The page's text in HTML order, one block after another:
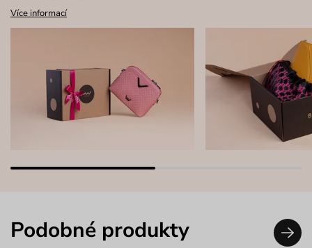
Více informací
Podobné produkty